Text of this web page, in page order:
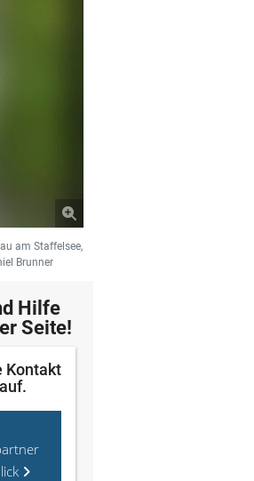
am Staffelsee,
Brunner
Hilfe
Seite!
Kontakt